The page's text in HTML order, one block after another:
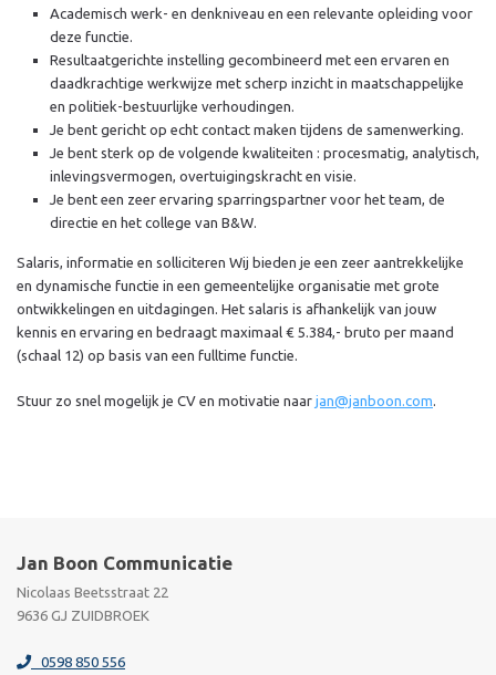
Academisch werk- en denkniveau en een relevante opleiding voor
deze functie.
Resultaatgerichte instelling gecombineerd met een ervaren en
daadkrachtige werkwijze met scherp inzicht in maatschappelijke
en politiek-bestuurlijke verhoudingen.
Je bent gericht op echt contact maken tijdens de samenwerking.
Je bent sterk op de volgende kwaliteiten : procesmatig, analytisch,
inlevingsvermogen, overtuigingskracht en visie.
Je bent een zeer ervaring sparringspartner voor het team, de
directie en het college van B&W.
Salaris, informatie en solliciteren Wij bieden je een zeer aantrekkelijke
en dynamische functie in een gemeentelijke organisatie met grote
ontwikkelingen en uitdagingen. Het salaris is afhankelijk van jouw
kennis en ervaring en bedraagt maximaal € 5.384,- bruto per maand
(schaal 12) op basis van een fulltime functie.
Stuur zo snel mogelijk je CV en motivatie naar jan@janboon.com.
Jan Boon Communicatie
Nicolaas Beetsstraat 22
9636 GJ ZUIDBROEK
0598 850 556